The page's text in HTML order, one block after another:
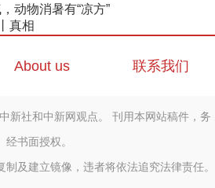
动物消暑有“凉方”
真相
About us 联系我们
新社和中新网观点。 刊用本网站稿件，务
经书面授权。
及建立镜像，违者将依法追究法律责任。